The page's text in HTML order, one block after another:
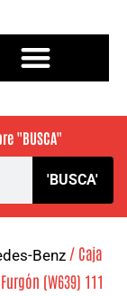
"BUSCA"
'BUSCA'
Benz/ Caja
(W639) 111